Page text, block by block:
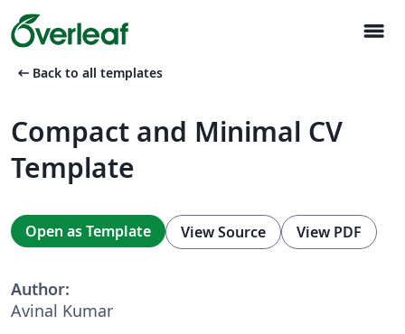
menu
arrow_left_alt Back to all templates
Compact and Minimal CV
Template
Open as Template View Source View PDF
Author:
Avinal Kumar